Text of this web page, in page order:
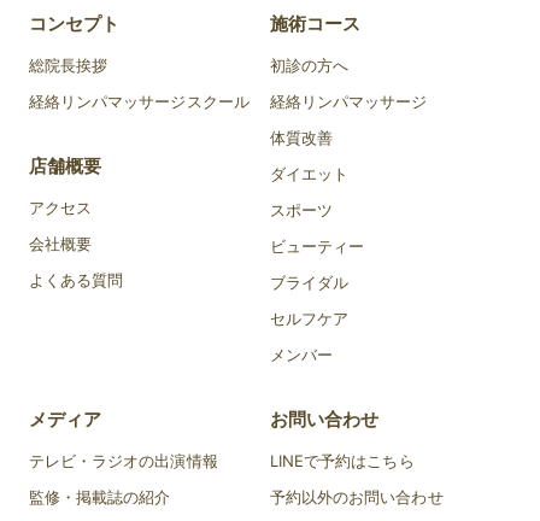
コンセプト
総院長挨拶
経絡リンパマッサージスクール
店舗概要
アクセス
会社概要
よくある質問
施術コース
初診の方へ
経絡リンパマッサージ
体質改善
ダイエット
スポーツ
ビューティー
ブライダル
セルフケア
メンバー
メディア
テレビ・ラジオの出演情報
監修・掲載誌の紹介
お問い合わせ
LINEで予約はこちら
予約以外のお問い合わせ